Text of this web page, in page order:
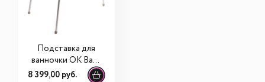
Подставка для
ванночки OK Baby
универсальная
8 399,00 руб.